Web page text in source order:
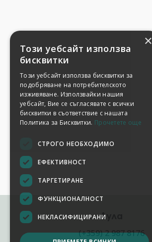
Аула
(+359) 2 987 8176
×
Този уебсайт използва
бисквитки
Този уебсайт използва бисквитки за
подобряване на потребителското
изживяване. Използвайки нашия
уебсайт, Вие се съгласявате с всички
бисквитки в съответствие с нашата
Политика за Бисквитки. Прочетете още
СТРОГО НЕОБХОДИМО
ЕФЕКТИВНОСТ
ТАРГЕТИРАНЕ
ФУНКЦИОНАЛНОСТ
НЕКЛАСИФИЦИРАНИ